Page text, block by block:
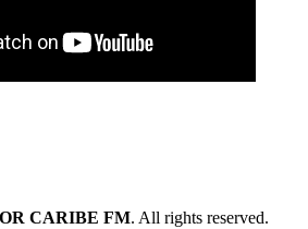
CARIBE FM. All rights reserved.